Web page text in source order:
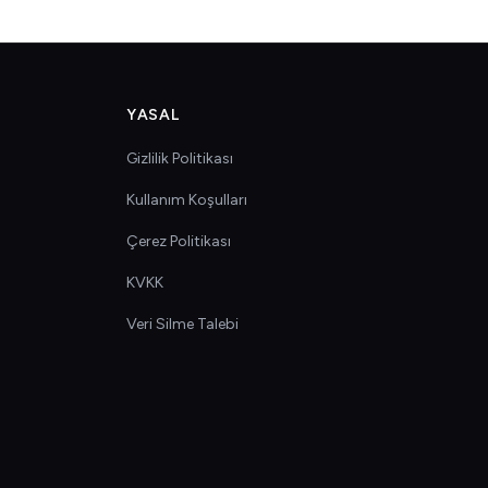
YASAL
Gizlilik Politikası
Kullanım Koşulları
Çerez Politikası
KVKK
Veri Silme Talebi